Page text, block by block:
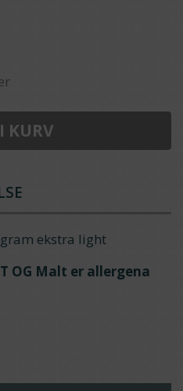
KURV
ekstra light
OG Malt er allergena